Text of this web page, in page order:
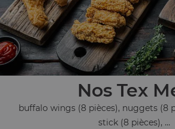
Nos Tex
buffalo wings (8 pièces), nuggets (8
stick (8 pièces), ...